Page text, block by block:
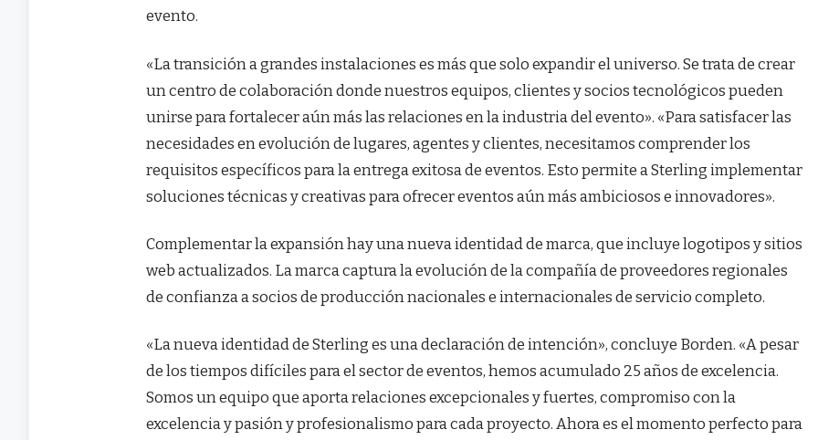
evento.
«La transición a grandes instalaciones es más que solo expandir el universo. Se trata de crear
un centro de colaboración donde nuestros equipos, clientes y socios tecnológicos pueden
unirse para fortalecer aún más las relaciones en la industria del evento». «Para satisfacer las
necesidades en evolución de lugares, agentes y clientes, necesitamos comprender los
requisitos específicos para la entrega exitosa de eventos. Esto permite a Sterling implementar
soluciones técnicas y creativas para ofrecer eventos aún más ambiciosos e innovadores».
Complementar la expansión hay una nueva identidad de marca, que incluye logotipos y sitios
web actualizados. La marca captura la evolución de la compañía de proveedores regionales
de confianza a socios de producción nacionales e internacionales de servicio completo.
«La nueva identidad de Sterling es una declaración de intención», concluye Borden. «A pesar
de los tiempos difíciles para el sector de eventos, hemos acumulado 25 años de excelencia.
Somos un equipo que aporta relaciones excepcionales y fuertes, compromiso con la
excelencia y pasión y profesionalismo para cada proyecto. Ahora es el momento perfecto para